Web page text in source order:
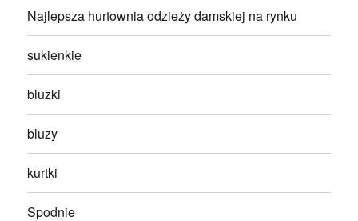
Najlepsza hurtownia odzieży damskiej na rynku
sukienkie
bluzki
bluzy
kurtki
Spodnie